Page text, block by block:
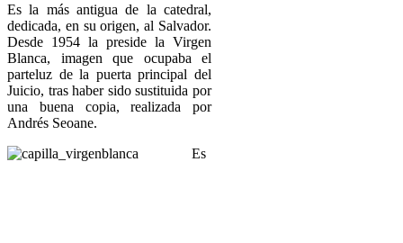
Es la más antigua de la catedral,
dedicada, en su origen, al Salvador.
Desde 1954 la preside la Virgen
Blanca, imagen que ocupaba el
parteluz de la puerta principal del
Juicio, tras haber sido sustituida por
una buena copia, realizada por
Andrés Seoane.
Es